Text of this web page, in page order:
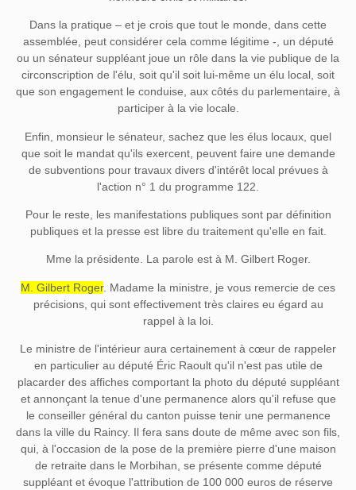
Dans la pratique – et je crois que tout le monde, dans cette
assemblée, peut considérer cela comme légitime -, un député
ou un sénateur suppléant joue un rôle dans la vie publique de la
circonscription de l'élu, soit qu'il soit lui-même un élu local, soit
que son engagement le conduise, aux côtés du parlementaire, à
participer à la vie locale.
Enfin, monsieur le sénateur, sachez que les élus locaux, quel
que soit le mandat qu'ils exercent, peuvent faire une demande
de subventions pour travaux divers d'intérêt local prévues à
l'action n° 1 du programme 122.
Pour le reste, les manifestations publiques sont par définition
publiques et la presse est libre du traitement qu'elle en fait.
Mme la présidente. La parole est à M. Gilbert Roger.
M. Gilbert Roger. Madame la ministre, je vous remercie de ces
précisions, qui sont effectivement très claires eu égard au
rappel à la loi.
Le ministre de l'intérieur aura certainement à cœur de rappeler
en particulier au député Éric Raoult qu'il n'est pas utile de
placarder des affiches comportant la photo du député suppléant
et annonçant la tenue d'une permanence alors qu'il refuse que
le conseiller général du canton puisse tenir une permanence
dans la ville du Raincy. Il fera sans doute de même avec son fils,
qui, à l'occasion de la pose de la première pierre d'une maison
de retraite dans le Morbihan, se présente comme député
suppléant et évoque l'attribution de 100 000 euros de réserve